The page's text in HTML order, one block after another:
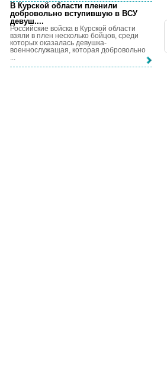
В Курской области пленили
добровольно вступившую в ВСУ
девуш....
Российские войска в Курской области
взяли в плен несколько бойцов, среди
которых оказалась девушка-
военнослужащая, которая добровольно
...